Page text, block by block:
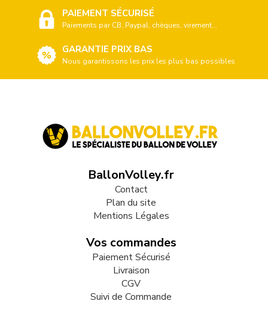
PAIEMENT SÉCURISÉ
Paiements par CB, Paypal, chèques, virement...
GARANTIE PRIX BAS
Nous garantissons les prix les plus bas possibles
BallonVolley.fr
Contact
Plan du site
Mentions Légales
Vos commandes
Paiement Sécurisé
Livraison
CGV
Suivi de Commande